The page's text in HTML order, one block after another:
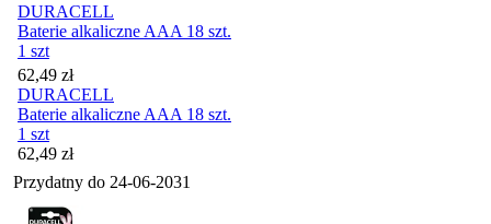
DURACELL
Baterie alkaliczne AAA 18 szt.
1 szt
Cena
62,49 zł
DURACELL
Baterie alkaliczne AAA 18 szt.
1 szt
Cena
62,49 zł
Przydatny do 24-06-2031